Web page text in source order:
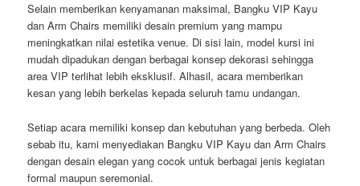
Selain memberikan kenyamanan maksimal, Bangku VIP Kayu
dan Arm Chairs memiliki desain premium yang mampu
meningkatkan nilai estetika venue. Di sisi lain, model kursi ini
mudah dipadukan dengan berbagai konsep dekorasi sehingga
area VIP terlihat lebih eksklusif. Alhasil, acara memberikan
kesan yang lebih berkelas kepada seluruh tamu undangan.
Setiap acara memiliki konsep dan kebutuhan yang berbeda. Oleh
sebab itu, kami menyediakan Bangku VIP Kayu dan Arm Chairs
dengan desain elegan yang cocok untuk berbagai jenis kegiatan
formal maupun seremonial.